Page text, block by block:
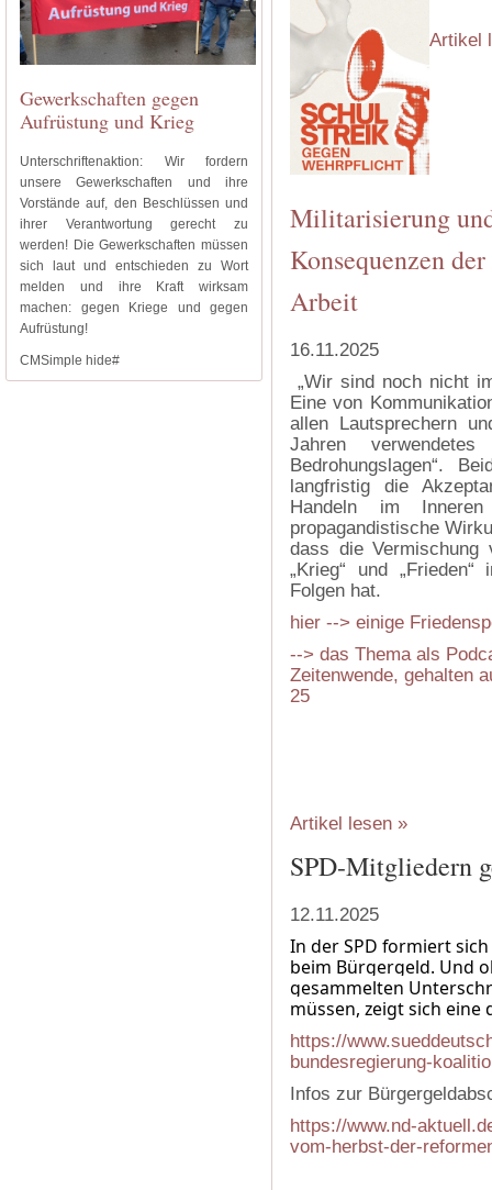
Gewerkschaften gegen
Aufrüstung und Krieg
Unterschriftenaktion: Wir fordern
unsere Gewerkschaften und ihre
Vorstände auf, den Beschlüssen und
ihrer Verantwortung gerecht zu
werden! Die Gewerkschaften müssen
sich laut und entschieden zu Wort
melden und ihre Kraft wirksam
machen: gegen Kriege und gegen
Aufrüstung!
CMSimple hide#
Artikel
Militarisierung
Konsequenzen
Arbeit
16.11.2025
„Wir sind noch nicht
Eine von
allen Lautsprechern
Jahren
Bedrohungslagen“.
langfristig die
Handeln im
propagandistische
dass die Vermischung
„Krieg“ und
Folgen hat.
hier --> einige
--> das Thema als
Zeitenwende, gehalten
25
Artikel lesen »
SPD-Mitgliedern
12.11.2025
In der SPD formiert
beim Bürgergeld. Und
gesammelten
müssen, zeigt sich
https://
bundesregierung-
Infos zur
https://www.nd-
vom-herbst-der-